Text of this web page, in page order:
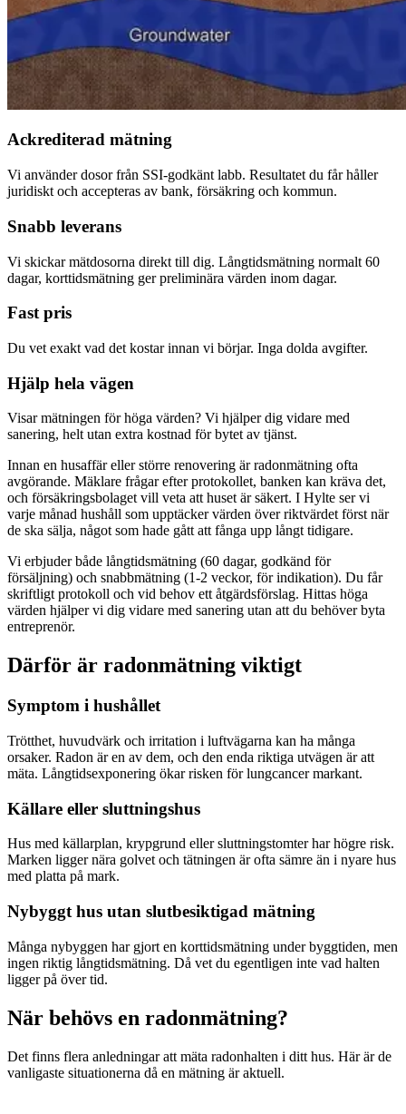
Ackrediterad mätning
Vi använder dosor från SSI-godkänt labb. Resultatet du får håller
juridiskt och accepteras av bank, försäkring och kommun.
Snabb leverans
Vi skickar mätdosorna direkt till dig. Långtidsmätning normalt 60
dagar, korttidsmätning ger preliminära värden inom dagar.
Fast pris
Du vet exakt vad det kostar innan vi börjar. Inga dolda avgifter.
Hjälp hela vägen
Visar mätningen för höga värden? Vi hjälper dig vidare med
sanering, helt utan extra kostnad för bytet av tjänst.
Innan en husaffär eller större renovering är radonmätning ofta
avgörande. Mäklare frågar efter protokollet, banken kan kräva det,
och försäkringsbolaget vill veta att huset är säkert. I Hylte ser vi
varje månad hushåll som upptäcker värden över riktvärdet först när
de ska sälja, något som hade gått att fånga upp långt tidigare.
Vi erbjuder både långtidsmätning (60 dagar, godkänd för
försäljning) och snabbmätning (1-2 veckor, för indikation). Du får
skriftligt protokoll och vid behov ett åtgärdsförslag. Hittas höga
värden hjälper vi dig vidare med sanering utan att du behöver byta
entreprenör.
Därför är radonmätning viktigt
Symptom i hushållet
Trötthet, huvudvärk och irritation i luftvägarna kan ha många
orsaker. Radon är en av dem, och den enda riktiga utvägen är att
mäta. Långtidsexponering ökar risken för lungcancer markant.
Källare eller sluttningshus
Hus med källarplan, krypgrund eller sluttningstomter har högre risk.
Marken ligger nära golvet och tätningen är ofta sämre än i nyare hus
med platta på mark.
Nybyggt hus utan slutbesiktigad mätning
Många nybyggen har gjort en korttidsmätning under byggtiden, men
ingen riktig långtidsmätning. Då vet du egentligen inte vad halten
ligger på över tid.
När behövs en radonmätning?
Det finns flera anledningar att mäta radonhalten i ditt hus. Här är de
vanligaste situationerna då en mätning är aktuell.